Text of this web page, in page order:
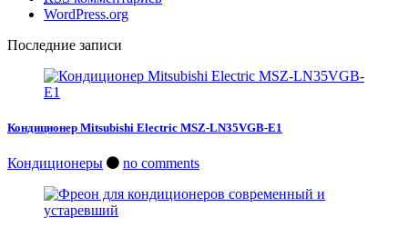
WordPress.org
Последние записи
Кондиционер Mitsubishi Electric MSZ-LN35VGB-E1
Кондиционеры no comments